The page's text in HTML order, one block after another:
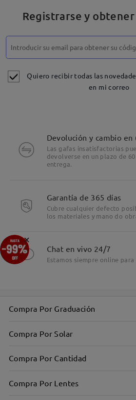
Registrarse y
Quiero recibir todas las
en mi correo
Devolución y cambio en
Las gafas insatisfactorias
devolverse en un plazo de
entrega.
Garantía de 365 días
Cubre cualquier defecto
los materiales y mano do
Chat en vivo 24/7
Estamos siempre online para
Compra Por Graduación
Compra Por Solar
Compra Por Cantidad
Compra Por Lentes
×